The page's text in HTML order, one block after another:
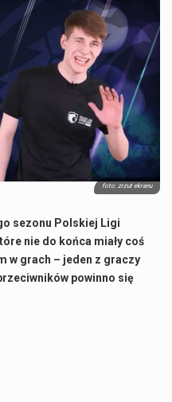
Co to jest NATO? NATO, czyli Organizacja Traktatu Północnoatlantyckiego, to międzynarodowy sojusz wojskowy, który powstał 4 kwietnia 1949 roku. Jego głównym celem jest zapewnienie wolności…
Co charakteryzuje wojnę na Ukrainie w 2026 roku? W 2026 roku wojna na Ukrainie trwa już pięć lat, a jej przebieg charakteryzuje się intensywnymi działaniami…
Czym jest Organizacja Traktatu Północnoatlantyckiego? Organizacja Traktatu Północnoatlantyckiego, powszechnie znana jako NATO, to międzynarodowy sojusz polityczno-wojskowy, który powstał 4 kwietnia 1949 roku. Został założony przez…
foto: zrzut ekranu
sezonu Polskiej Ligi
nie do końca miały coś
w grach – jeden z graczy
powinno się